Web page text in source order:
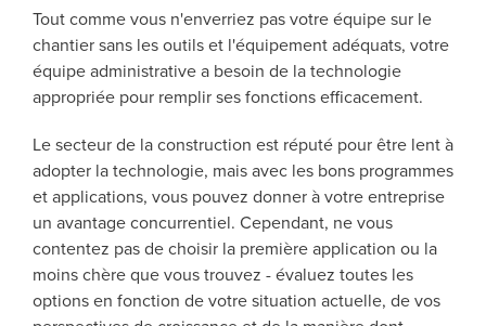
Tout comme vous n'enverriez pas votre équipe sur le
chantier sans les outils et l'équipement adéquats, votre
équipe administrative a besoin de la technologie
appropriée pour remplir ses fonctions efficacement.
Le secteur de la construction est réputé pour être lent à
adopter la technologie, mais avec les bons programmes
et applications, vous pouvez donner à votre entreprise
un avantage concurrentiel. Cependant, ne vous
contentez pas de choisir la première application ou la
moins chère que vous trouvez - évaluez toutes les
options en fonction de votre situation actuelle, de vos